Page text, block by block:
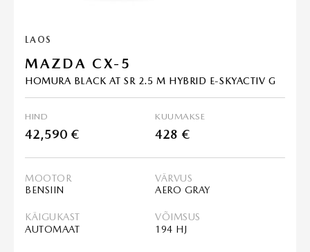
LAOS
MAZDA CX-5
HOMURA BLACK AT SR 2.5 M HYBRID E-SKYACTIV G
HIND
42,590 €
KUUMAKSE
428 €
MOOTOR
BENSIIN
VÄRVUS
AERO GRAY
KÄIGUKAST
AUTOMAAT
VÕIMSUS
194 HJ